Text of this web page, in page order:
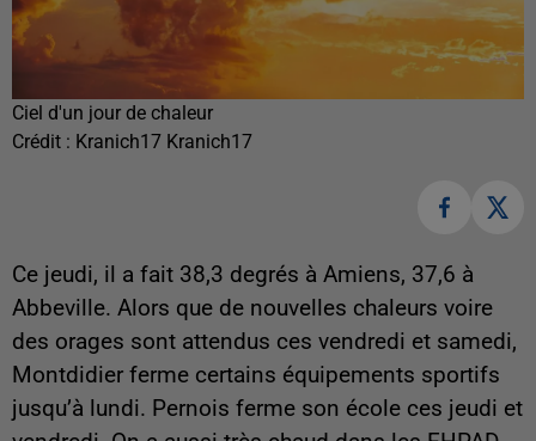
Ciel d'un jour de chaleur
Crédit : Kranich17 Kranich17
Ce jeudi, il a fait 38,3 degrés à Amiens, 37,6 à
Abbeville. Alors que de nouvelles chaleurs voire
des orages sont attendus ces vendredi et samedi,
Montdidier ferme certains équipements sportifs
jusqu’à lundi. Pernois ferme son école ces jeudi et